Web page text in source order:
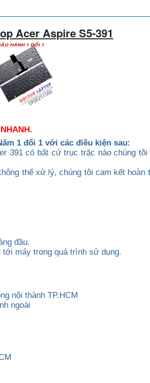
AcerAspireS5-391
1 đổi 1 với các điều kiện sau:
391 có bất cứ trục trặc nào chúng tôi
thể xử lý, chúng tôi cam kết hoàn
đầu.
máy trong quá trình sử dụng.
nội thành TP.HCM
ngoài